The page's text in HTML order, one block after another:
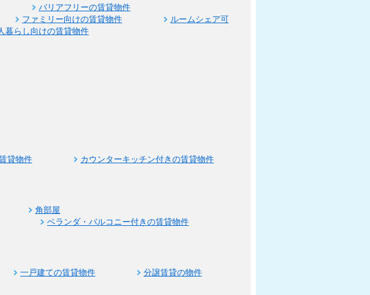
バリアフリーの賃貸物件
ファミリー向けの賃貸物件
ルームシェア可
暮らし向けの賃貸物件
貸物件
カウンターキッチン付きの賃貸物件
角部屋
ベランダ・バルコニー付きの賃貸物件
一戸建ての賃貸物件
分譲賃貸の物件